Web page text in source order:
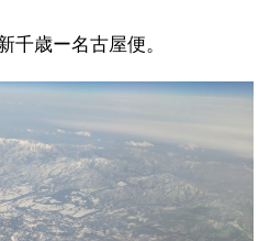
千歳ー名古屋便。